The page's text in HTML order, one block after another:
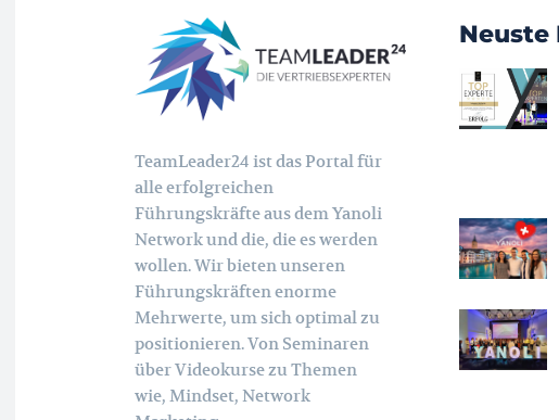
TeamLeader24 ist das Portal für
alle erfolgreichen
Führungskräfte aus dem Yanoli
Network und die, die es werden
wollen. Wir bieten unseren
Führungskräften enorme
Mehrwerte, um sich optimal zu
positionieren. Von Seminaren
über Videokurse zu Themen
wie, Mindset, Network
Neuste